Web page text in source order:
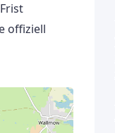
offiziell